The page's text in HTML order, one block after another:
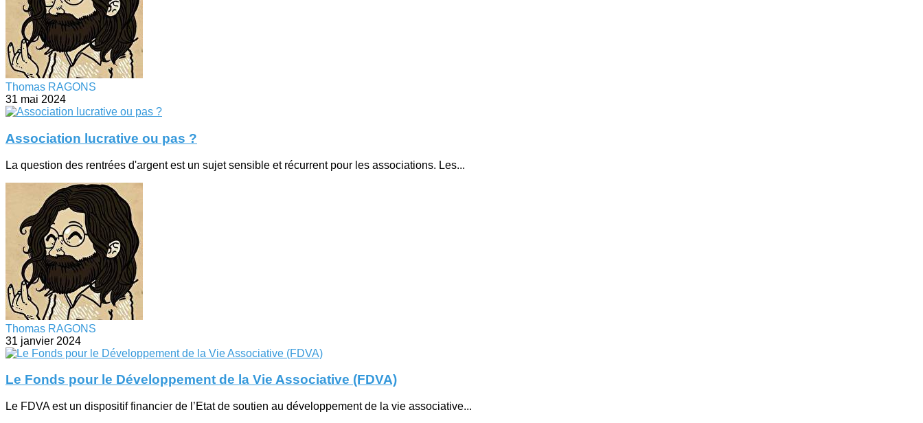
Thomas RAGONS
31 mai 2024
Association lucrative ou pas ?
La question des rentrées d'argent est un sujet sensible et récurrent pour les associations. Les...
Thomas RAGONS
31 janvier 2024
Le Fonds pour le Développement de la Vie Associative (FDVA)
Le FDVA est un dispositif financier de l’Etat de soutien au développement de la vie associative...